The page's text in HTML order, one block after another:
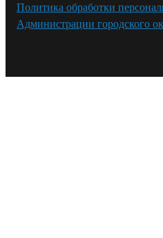
Политика обработки
Администрации городского